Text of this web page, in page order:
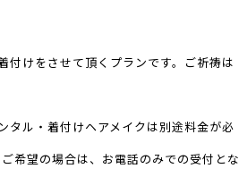
付けをさせて頂くプランです。ご祈祷は
ル・着付けヘアメイクは別途料金が必
希望の場合は、お電話のみでの受付とな